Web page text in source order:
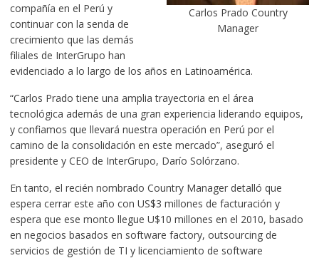
Carlos Prado Country
Manager
compañía en el Perú y
continuar con la senda de
crecimiento que las demás
filiales de InterGrupo han
evidenciado a lo largo de los años en Latinoamérica.
“Carlos Prado tiene una amplia trayectoria en el área
tecnológica además de una gran experiencia liderando equipos,
y confiamos que llevará nuestra operación en Perú por el
camino de la consolidación en este mercado”, aseguró el
presidente y CEO de InterGrupo, Darío Solórzano.
En tanto, el recién nombrado Country Manager detalló que
espera cerrar este año con US$3 millones de facturación y
espera que ese monto llegue U$10 millones en el 2010, basado
en negocios basados en software factory, outsourcing de
servicios de gestión de TI y licenciamiento de software